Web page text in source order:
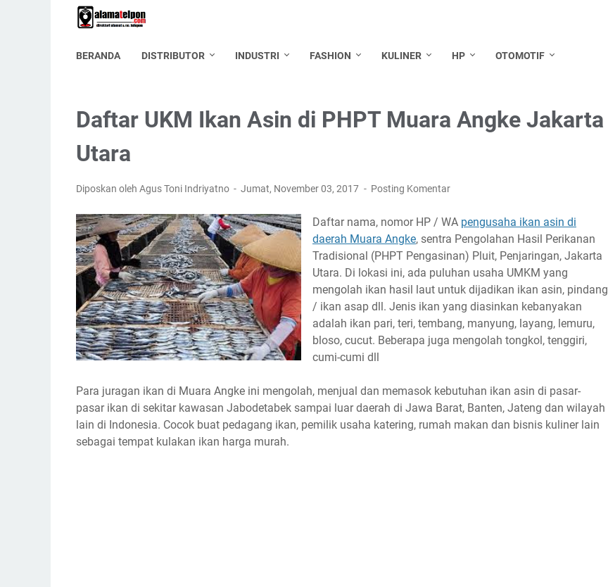
BERANDA DISTRIBUTOR INDUSTRI FASHION KULINER HP OTOMOTIF
Daftar UKM Ikan Asin di PHPT Muara Angke Jakarta
Utara
Diposkan oleh Agus Toni Indriyatno Jumat, November 03, 2017 Posting Komentar
Daftar nama, nomor HP / WA pengusaha ikan asin di
daerah Muara Angke, sentra Pengolahan Hasil Perikanan
Tradisional (PHPT Pengasinan) Pluit, Penjaringan, Jakarta
Utara. Di lokasi ini, ada puluhan usaha UMKM yang
mengolah ikan hasil laut untuk dijadikan ikan asin, pindang
/ ikan asap dll. Jenis ikan yang diasinkan kebanyakan
adalah ikan pari, teri, tembang, manyung, layang, lemuru,
bloso, cucut. Beberapa juga mengolah tongkol, tenggiri,
cumi-cumi dll
Para juragan ikan di Muara Angke ini mengolah, menjual dan memasok kebutuhan ikan asin di pasar-
pasar ikan di sekitar kawasan Jabodetabek sampai luar daerah di Jawa Barat, Banten, Jateng dan wilayah
lain di Indonesia. Cocok buat pedagang ikan, pemilik usaha katering, rumah makan dan bisnis kuliner lain
sebagai tempat kulakan ikan harga murah.